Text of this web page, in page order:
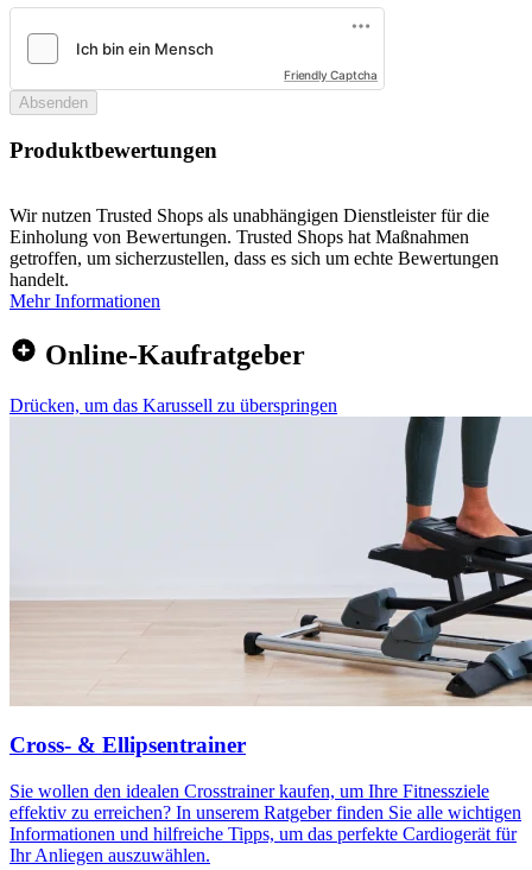
Friendly Captcha
Absenden
Produktbewertungen
Wir nutzen Trusted Shops als unabhängigen Dienstleister für die
Einholung von Bewertungen. Trusted Shops hat Maßnahmen
getroffen, um sicherzustellen, dass es sich um echte Bewertungen
handelt.
Mehr Informationen
Online-Kaufratgeber
Drücken, um das Karussell zu überspringen
Cross- & Ellipsentrainer
Sie wollen den idealen Crosstrainer kaufen, um Ihre Fitnessziele
effektiv zu erreichen? In unserem Ratgeber finden Sie alle wichtigen
Informationen und hilfreiche Tipps, um das perfekte Cardiogerät für
Ihr Anliegen auszuwählen.